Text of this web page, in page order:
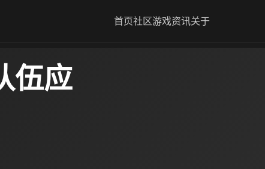
首页社区游戏资讯关于
伍应